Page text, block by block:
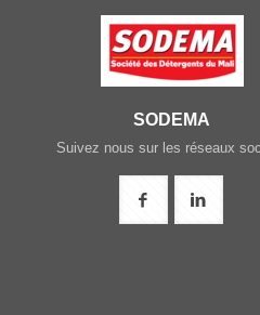
SODEMA
Suivez nous sur les réseaux